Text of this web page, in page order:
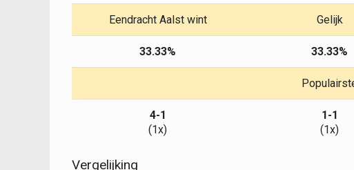
Eendracht Aalst wint Gelijk
33.33% 33.33%
4-1
(1x)
1-1
(1x)
Vergelijking